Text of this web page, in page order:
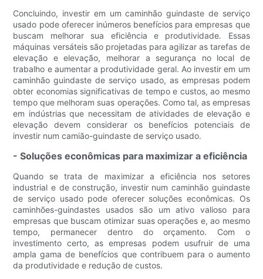
Concluindo, investir em um caminhão guindaste de serviço
usado pode oferecer inúmeros benefícios para empresas que
buscam melhorar sua eficiência e produtividade. Essas
máquinas versáteis são projetadas para agilizar as tarefas de
elevação e elevação, melhorar a segurança no local de
trabalho e aumentar a produtividade geral. Ao investir em um
caminhão guindaste de serviço usado, as empresas podem
obter economias significativas de tempo e custos, ao mesmo
tempo que melhoram suas operações. Como tal, as empresas
em indústrias que necessitam de atividades de elevação e
elevação devem considerar os benefícios potenciais de
investir num camião-guindaste de serviço usado.
- Soluções econômicas para maximizar a eficiência
Quando se trata de maximizar a eficiência nos setores
industrial e de construção, investir num caminhão guindaste
de serviço usado pode oferecer soluções econômicas. Os
caminhões-guindastes usados ​​são um ativo valioso para
empresas que buscam otimizar suas operações e, ao mesmo
tempo, permanecer dentro do orçamento. Com o
investimento certo, as empresas podem usufruir de uma
ampla gama de benefícios que contribuem para o aumento
da produtividade e redução de custos.